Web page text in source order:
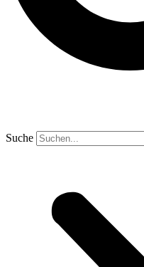
Suche